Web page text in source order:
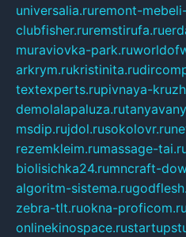
universalia.ruremont-
clubfisher.ruremstirufa.ru
muraviovka-park.ru
arkrym.rukristinita.ru
textexperts.rupivnaya-
demolalapaluza.ru
msdip.rujdol.rusokolovr.ru
rezemkleim.rumassage-
biolisichka24.rumncraft-
algoritm-sistema.ru
zebra-tlt.ruokna-proficom.ru
onlinekinospace.ru